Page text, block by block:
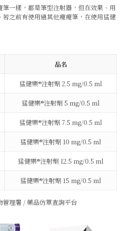
一樣，都是筆型注射器，但在效果、用
之前有使用過其他瘦瘦筆，在使用猛健
品名
猛健樂®注射劑 2.5 mg/0.5 ml
猛健樂®注射劑 5 mg/0.5 ml
猛健樂®注射劑 7.5 mg/0.5 ml
猛健樂®注射劑 10 mg/0.5 ml
猛健樂®注射劑 12.5 mg/0.5 ml
猛健樂®注射劑 15 mg/0.5 ml
理署 / 藥品仿單查詢平台